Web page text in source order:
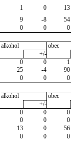
1 0 13
9 -8 54
0 0 0
alkohol
obec
+/-
0 0 1
25 -4 90
0 0 0
alkohol
obec
+/-
0 0 0
0 0 0
13 0 56
0 0 0